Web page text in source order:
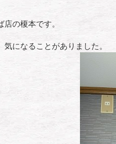
店の榎本です。
になることがありました。